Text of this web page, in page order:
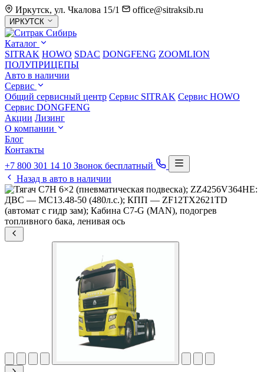
Иркутск, ул. Чкалова 15/1
office@sitraksib.ru
Выбор
города
ИРКУТСК
Каталог
SITRAK HOWO SDAC DONGFENG ZOOMLION
ПОЛУПРИЦЕПЫ
Авто в наличии
Сервис
Общий сервисный центр Сервис SITRAK Сервис HOWO
Сервис DONGFENG
Акции Лизинг
О компании
Блог
Контакты
+7 800 301 14 10 Звонок бесплатный
Назад в авто в наличии